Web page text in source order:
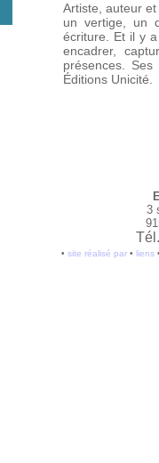
Artiste, auteur
un vertige, un
écriture. Et il y a
encadrer,
présences.
Éditions Unicité.
3
• site réalisé par• liens